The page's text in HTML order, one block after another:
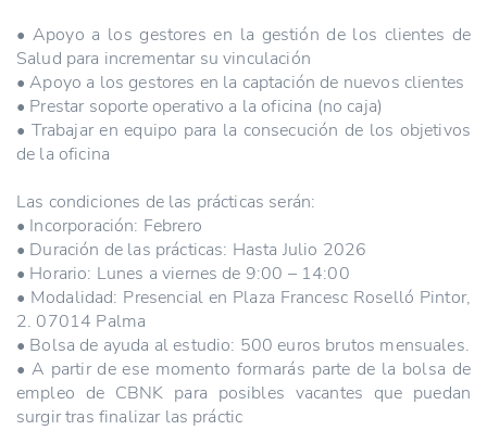
• Apoyo a los gestores en la gestión de los clientes de
Salud para incrementar su vinculación
• Apoyo a los gestores en la captación de nuevos clientes
• Prestar soporte operativo a la oficina (no caja)
• Trabajar en equipo para la consecución de los objetivos
de la oficina
Las condiciones de las prácticas serán:
• Incorporación: Febrero
• Duración de las prácticas: Hasta Julio 2026
• Horario: Lunes a viernes de 9:00 – 14:00
• Modalidad: Presencial en Plaza Francesc Roselló Pintor,
2. 07014 Palma
• Bolsa de ayuda al estudio: 500 euros brutos mensuales.
• A partir de ese momento formarás parte de la bolsa de
empleo de CBNK para posibles vacantes que puedan
surgir tras finalizar las práctic